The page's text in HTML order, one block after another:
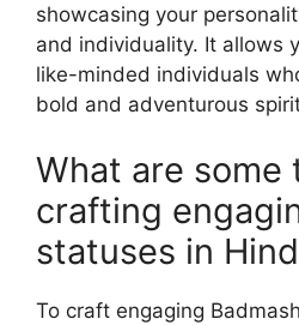
showcasing your
and individuality. It allows
like-minded individuals
bold and adventurous
What are some
crafting
statuses in
To craft engaging